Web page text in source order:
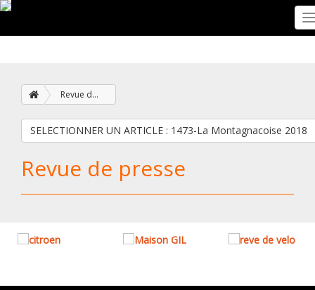
Revue de presse
SELECTIONNER UN ARTICLE : 1473-La Montagnacoise 2018
Revue de presse